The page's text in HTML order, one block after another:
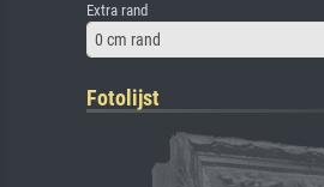
Extra rand
0 cm rand
Fotolijst